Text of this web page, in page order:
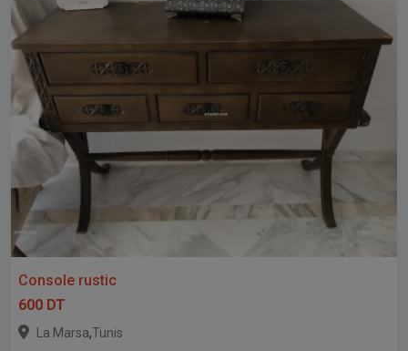
Console rustic
600 DT
La Marsa,Tunis